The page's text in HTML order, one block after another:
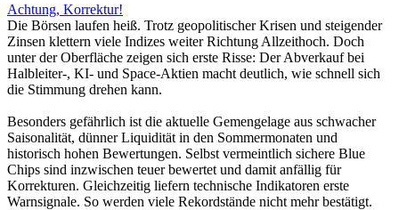
Achtung, Korrektur!
Die Börsen laufen heiß. Trotz geopolitischer Krisen und steigender
Zinsen klettern viele Indizes weiter Richtung Allzeithoch. Doch
unter der Oberfläche zeigen sich erste Risse: Der Abverkauf bei
Halbleiter-, KI- und Space-Aktien macht deutlich, wie schnell sich
die Stimmung drehen kann.
Besonders gefährlich ist die aktuelle Gemengelage aus schwacher
Saisonalität, dünner Liquidität in den Sommermonaten und
historisch hohen Bewertungen. Selbst vermeintlich sichere Blue
Chips sind inzwischen teuer bewertet und damit anfällig für
Korrekturen. Gleichzeitig liefern technische Indikatoren erste
Warnsignale. So werden viele Rekordstände nicht mehr bestätigt.